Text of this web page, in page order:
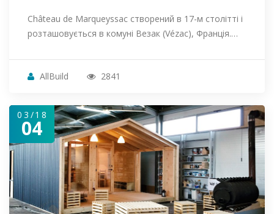
Château de Marqueyssac створений в 17-м столітті і
розташовується в комуні Везак (Vézac), Франція.…
AllBuild 2841
03/18
04